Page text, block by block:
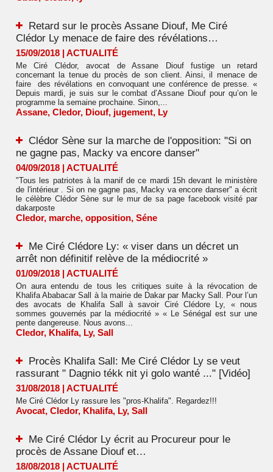
Retard sur le procès Assane Diouf, Me Ciré
Clédor Ly menace de faire des révélations…
15/09/2018 | ACTUALITÉ
Me Ciré Clédor, avocat de Assane Diouf fustige un retard
concernant la tenue du procès de son client. Ainsi, il menace de
faire des révélations en convoquant une conférence de presse. «
Depuis mardi, je suis sur le combat d’Assane Diouf pour qu’on le
programme la semaine prochaine. Sinon,...
Assane, Cledor, Diouf, jugement, Ly
Clédor Sène sur la marche de l'opposition: "Si on
ne gagne pas, Macky va encore danser"
04/09/2018 | ACTUALITÉ
"Tous les patriotes à la manif de ce mardi 15h devant le ministère
de l'intérieur . Si on ne gagne pas, Macky va encore danser" a écrit
le célèbre Clédor Sène sur le mur de sa page facebook visité par
dakarposte
Cledor, marche, opposition, Séne
Me Ciré Clédore Ly: « viser dans un décret un
arrêt non définitif relève de la médiocrité »
01/09/2018 | ACTUALITÉ
On aura entendu de tous les critiques suite à la révocation de
Khalifa Ababacar Sall à la mairie de Dakar par Macky Sall. Pour l’un
des avocats de Khalifa Sall à savoir Ciré Clédore Ly, « nous
sommes gouvernés par la médiocrité » « Le Sénégal est sur une
pente dangereuse. Nous avons...
Cledor, Khalifa, Ly, Sall
Procès Khalifa Sall: Me Ciré Clédor Ly se veut
rassurant " Dagnio tékk nit yi golo wanté ..." [Vidéo]
31/08/2018 | ACTUALITÉ
Me Ciré Clédor Ly rassure les "pros-Khalifa". Regardez!!!
Avocat, Cledor, Khalifa, Ly, Sall
Me Ciré Clédor Ly écrit au Procureur pour le
procès de Assane Diouf et…
18/08/2018 | ACTUALITÉ